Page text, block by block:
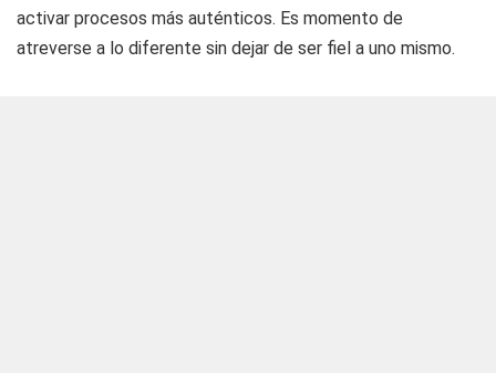
activar procesos más auténticos. Es momento de
atreverse a lo diferente sin dejar de ser fiel a uno mismo.